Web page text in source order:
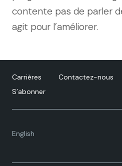
contente pas de parler
agit pour l’améliorer.
Carrières Contactez-nous
S’abonner
English
Language